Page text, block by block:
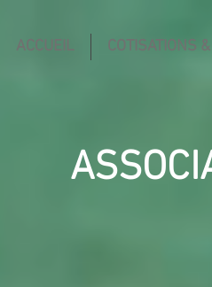
ACCUEIL COTISATIONS